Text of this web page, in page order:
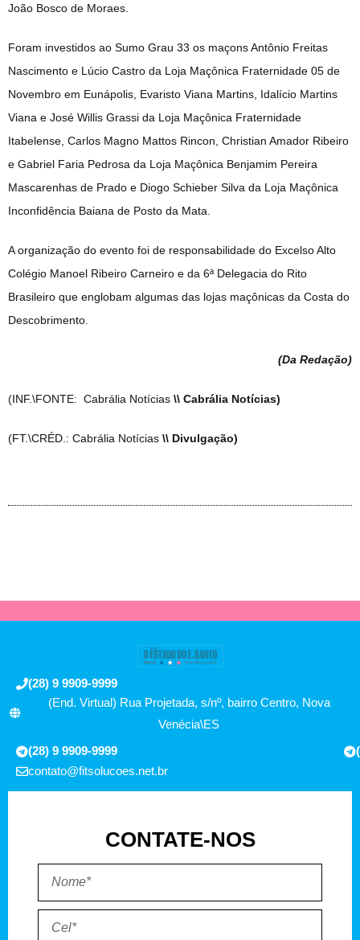
João Bosco de Moraes.
Foram investidos ao Sumo Grau 33 os maçons Antônio Freitas
Nascimento e Lúcio Castro da Loja Maçônica Fraternidade 05 de
Novembro em Eunápolis, Evaristo Viana Martins, Idalício Martins
Viana e José Willis Grassi da Loja Maçônica Fraternidade
Itabelense, Carlos Magno Mattos Rincon, Christian Amador Ribeiro
e Gabriel Faria Pedrosa da Loja Maçônica Benjamim Pereira
Mascarenhas de Prado e Diogo Schieber Silva da Loja Maçônica
Inconfidência Baiana de Posto da Mata.
A organização do evento foi de responsabilidade do Excelso Alto
Colégio Manoel Ribeiro Carneiro e da 6ª Delegacia do Rito
Brasileiro que englobam algumas das lojas maçônicas da Costa do
Descobrimento.
(Da Redação)
(INF.\FONTE: Cabrália Notícias \\ Cabrália Notícias)
(FT.\CRÉD.: Cabrália Notícias \\ Divulgação)
(28) 9 9909-9999
(End. Virtual) Rua Projetada, s/nº, bairro Centro, Nova
Venécia\ES
(28) 9 9909-9999
contato@fitsolucoes.net.br
CONTATE-NOS